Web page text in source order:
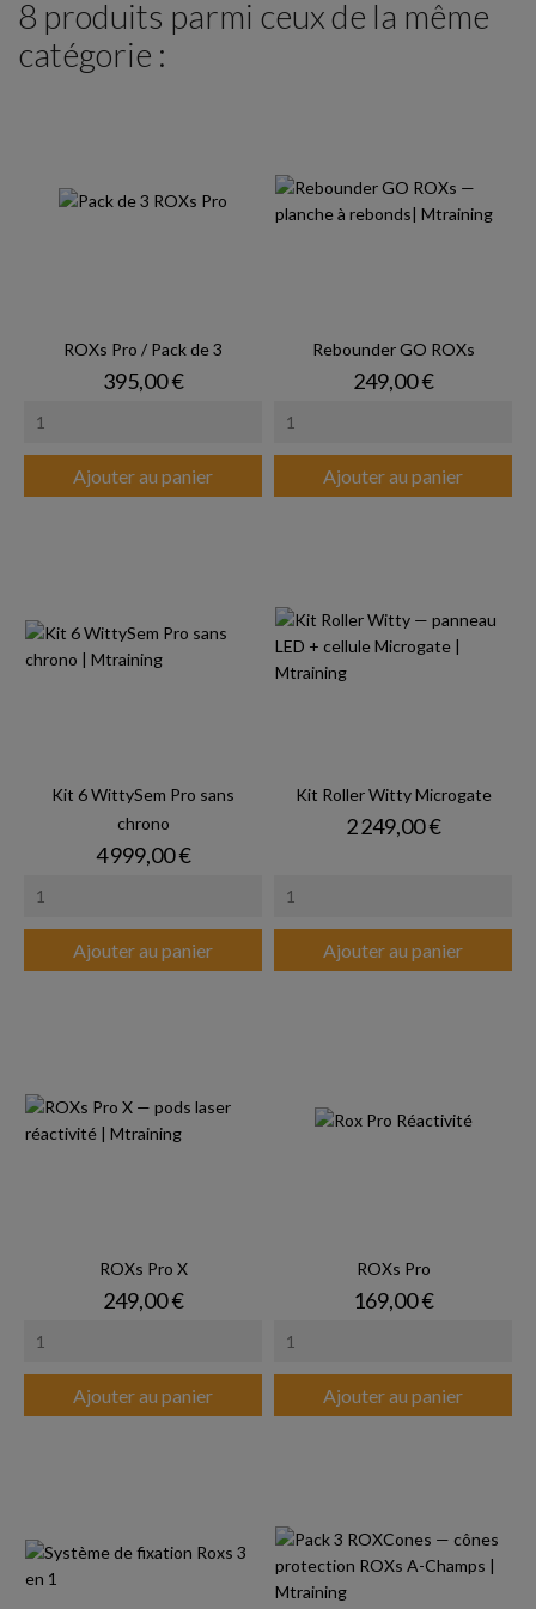
8 produits parmi ceux de la même
catégorie :
ROXs Pro / Pack de 3
Prix
395,00 €
Ajouter au panier
Rebounder GO ROXs
Prix
249,00 €
Ajouter au panier
Kit 6 WittySem Pro sans
chrono
Prix
4 999,00 €
Ajouter au panier
Kit Roller Witty Microgate
Prix
2 249,00 €
Ajouter au panier
ROXs Pro X
Prix
249,00 €
Ajouter au panier
ROXs Pro
Prix
169,00 €
Ajouter au panier